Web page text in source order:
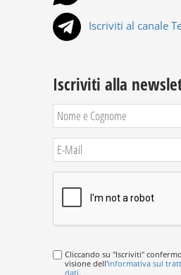
Iscriviti al canale
Iscriviti alla
Cliccando su "Iscriviti"
visione dell'informativa sul
dati.